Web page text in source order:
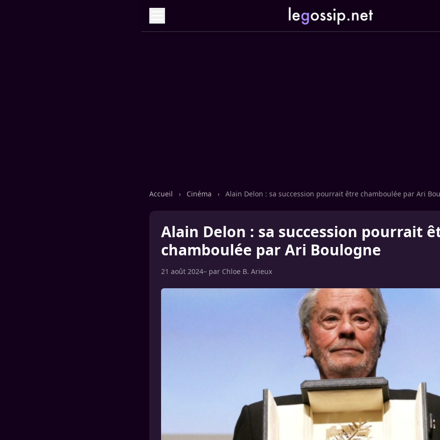
Accueil › Cinéma › Alain Delon : sa succession pourrait être chamboulée par Ari
Alain Delon : sa succession pourrait
chamboulée par Ari Boulogne
21 août 2024– par Chloe B. Arieux